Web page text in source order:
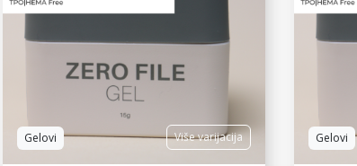
Gelovi Više varijacija Gelovi